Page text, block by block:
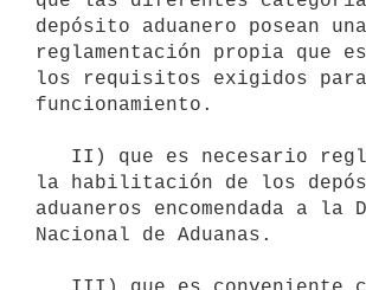
depósito aduanero posean una
reglamentación propia que
los requisitos exigidos
funcionamiento.
la habilitación de los
aduaneros encomendada a la
Nacional de Aduanas.